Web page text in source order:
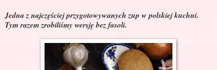
Jedna z najczęściej przygotowywanych zup w polskiej kuchni.
Tym razem zrobiliśmy wersję bez fasoli.